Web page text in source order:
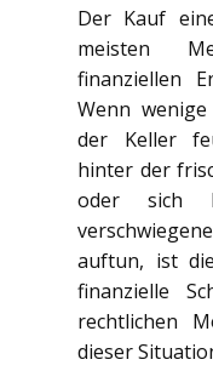
Der Kauf
meisten
finanziellen
Wenn
der Keller
hinter der
oder sich
auftun, ist
finanzielle
rechtlichen
dieser